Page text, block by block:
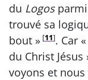
du Logosparmi
trouvé sa
bout » [11]. Car
du Christ Jésus
voyons et nous